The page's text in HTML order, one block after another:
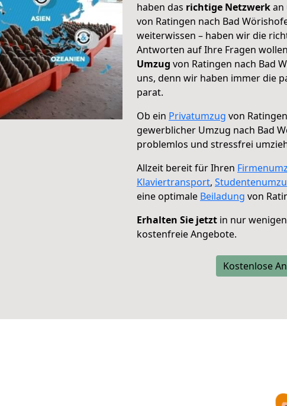
haben das richtige Netzwerkan
von Ratingen nach Bad
weiterwissen – haben wir die
Antworten auf Ihre Fragen
Umzug von Ratingen nach Bad
uns, denn wir haben immer die
parat.
Ob ein Privatumzug von
gewerblicher Umzug nach Bad
problemlos und stressfrei
Allzeit bereit für Ihren
Klaviertransport,
eine optimale Beiladung von
Erhalten Sie jetzt in nur
kostenfreie Angebote.
Kostenlose